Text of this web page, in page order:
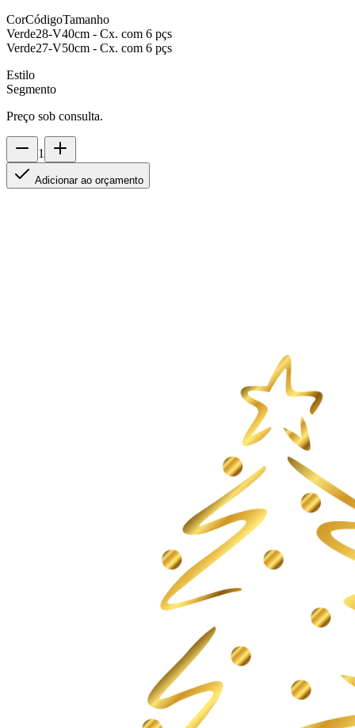
CorCódigoTamanho
Verde28-V40cm - Cx. com 6 pçs
Verde27-V50cm - Cx. com 6 pçs
Estilo
Segmento
Preço sob consulta.
1
Adicionar ao orçamento